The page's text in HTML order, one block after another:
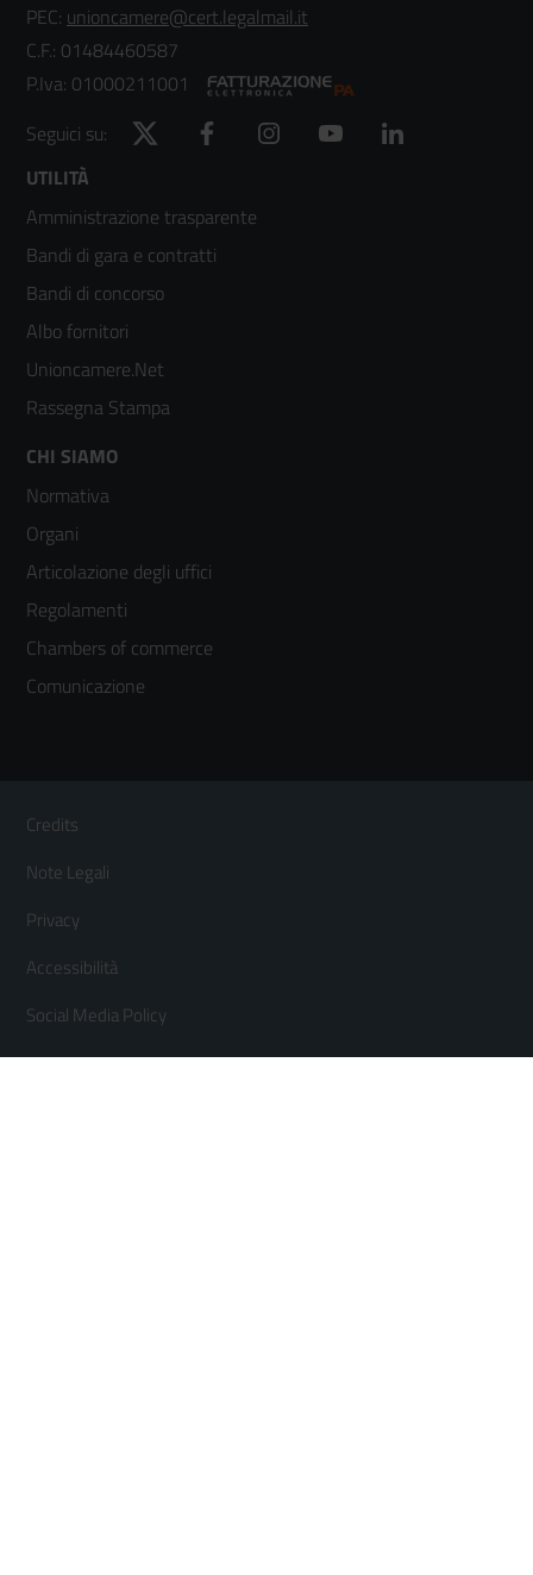
PEC: unioncamere@cert.legalmail.it
C.F.: 01484460587
P.Iva: 01000211001
Seguici su:
Twitter Facebook Instagram YouTube
Footer
menù
colonna
2
UTILITÀ
Amministrazione trasparente
Bandi di gara e contratti
Bandi di concorso
Albo fornitori
Unioncamere.Net
Rassegna Stampa
Footer
menù
colonna
3
CHI SIAMO
Normativa
Organi
Articolazione degli uffici
Regolamenti
Chambers of commerce
Comunicazione
Footer
Menù
orizzontale
Credits
Note Legali
Privacy
Accessibilità
Social Media Policy